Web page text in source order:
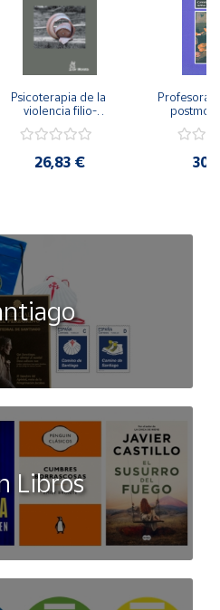
Psicoterapia de la
violencia filio-
secreto y la
26,83 €
Libros